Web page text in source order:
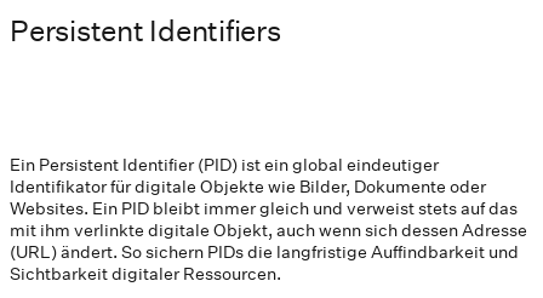
Persistent Identifiers
Ein Persistent Identifier (PID) ist ein global eindeutiger
Identifikator für digitale Objekte wie Bilder, Dokumente oder
Websites. Ein PID bleibt immer gleich und verweist stets auf das
mit ihm verlinkte digitale Objekt, auch wenn sich dessen Adresse
(URL) ändert. So sichern PIDs die langfristige Auffindbarkeit und
Sichtbarkeit digitaler Ressourcen.